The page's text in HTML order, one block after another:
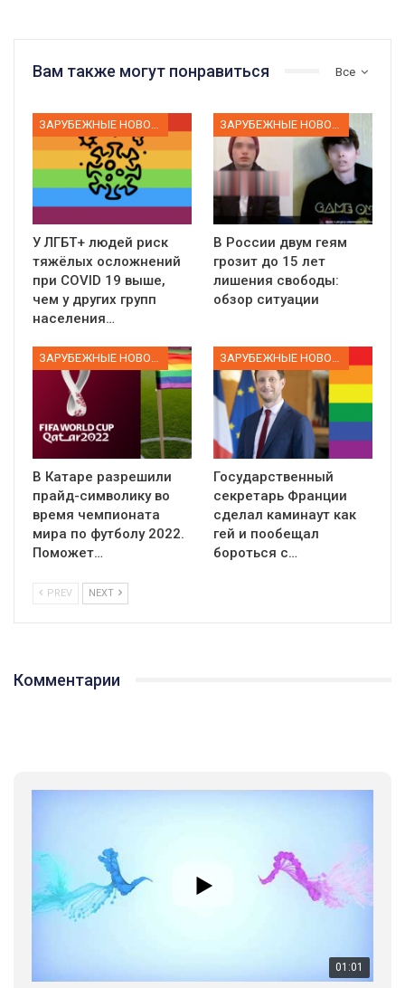
Все
Вам также могут понравиться
ЗАРУБЕЖНЫЕ НОВОСТИ
У ЛГБТ+ людей риск
тяжёлых осложнений
при COVID 19 выше,
чем у других групп
населения…
ЗАРУБЕЖНЫЕ НОВОСТИ
В России двум геям
грозит до 15 лет
лишения свободы:
обзор ситуации
ЗАРУБЕЖНЫЕ НОВОСТИ
В Катаре разрешили
прайд-символику во
время чемпионата
мира по футболу 2022.
Поможет…
ЗАРУБЕЖНЫЕ НОВОСТИ
Государственный
секретарь Франции
сделал каминаут как
гей и пообещал
бороться с…
PREV NEXT
Комментарии
01:01